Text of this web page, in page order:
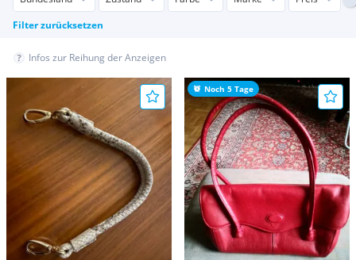
Filter zurücksetzen
Infos zur Reihung der Anzeigen
Noch 5 Tage